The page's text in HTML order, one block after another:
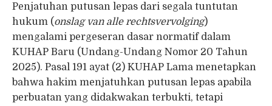
Penjatuhan putusan lepas dari segala tuntutan
hukum (onslag van alle rechtsvervolging)
mengalami pergeseran dasar normatif dalam
KUHAP Baru (Undang-Undang Nomor 20 Tahun
2025). Pasal 191 ayat (2) KUHAP Lama menetapkan
bahwa hakim menjatuhkan putusan lepas apabila
perbuatan yang didakwakan terbukti, tetapi